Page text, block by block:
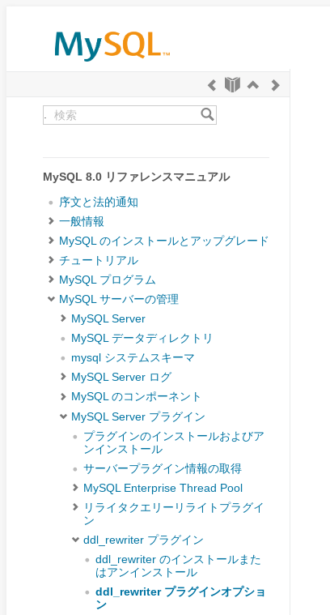
MySQL 8.0 リファレンスマニュアル
序文と法的通知
一般情報
MySQL のインストールとアップグレード
チュートリアル
MySQL プログラム
MySQL サーバーの管理
MySQL Server
MySQL データディレクトリ
mysql システムスキーマ
MySQL Server ログ
MySQL のコンポーネント
MySQL Server プラグイン
プラグインのインストールおよびア
ンインストール
サーバープラグイン情報の取得
MySQL Enterprise Thread Pool
リライタクエリーリライトプラグイ
ン
ddl_rewriter プラグイン
ddl_rewriter のインストールまた
はアンインストール
ddl_rewriter プラグインオプショ
ン